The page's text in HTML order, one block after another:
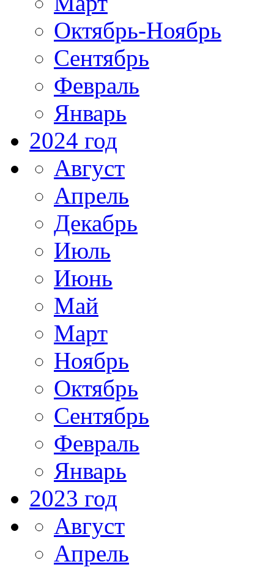
Октябрь-Ноябрь
Сентябрь
Февраль
Январь
2024 год
Август
Апрель
Декабрь
Июль
Июнь
Май
Март
Ноябрь
Октябрь
Сентябрь
Февраль
Январь
2023 год
Август
Апрель